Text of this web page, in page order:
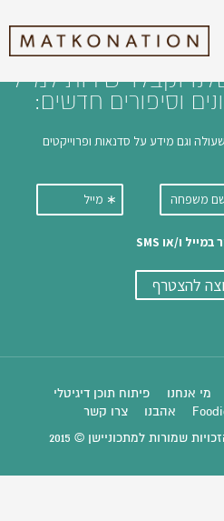
וקבלו ישירות למייל
וסיפורים חדשים:
מי אנחנו
פיתוח תוכן דיגיטלי
אהבנו צרו קשר
שמורות למתכוניישן © 2015